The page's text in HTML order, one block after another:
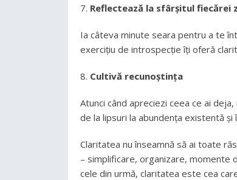
Reflectează la sfârșitul fiecărei
Ia câteva minute seara pentru a te
exercițiu de introspecție îți oferă
Cultivă recunoștința
Atunci când apreciezi ceea ce ai
de la lipsuri la abundența existentă
Claritatea nu înseamnă să ai toate
– simplificare, organizare, momente
cele din urmă, claritatea este cea